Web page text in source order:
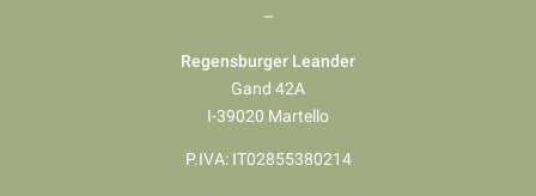
–
Regensburger Leander
Gand 42A
I-39020 Martello
P.IVA: IT02855380214